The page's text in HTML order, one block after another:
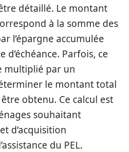
détaillé. Le montant
à la somme des
l’épargne accumulée
d’échéance. Parfois, ce
multiplié par un
le montant total
obtenu. Ce calcul est
souhaitant
d’acquisition
du PEL.